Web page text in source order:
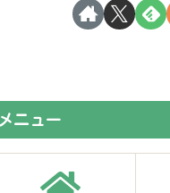
メニュー